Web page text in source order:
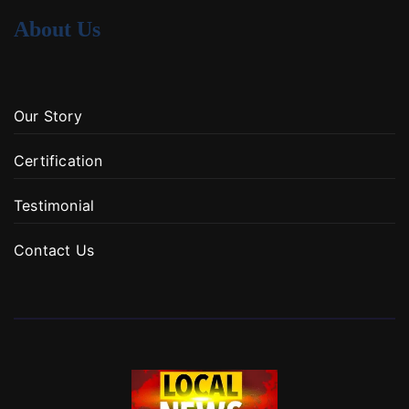
About Us
Our Story
Certification
Testimonial
Contact Us